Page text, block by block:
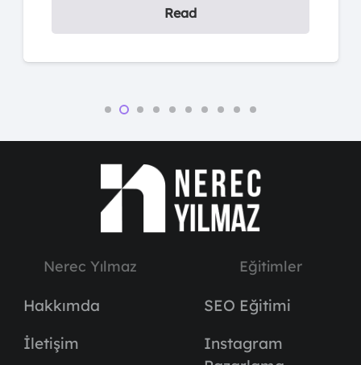
Nerec Yılmaz
Hakkımda
İletişim
Eğitimler
SEO Eğitimi
Instagram